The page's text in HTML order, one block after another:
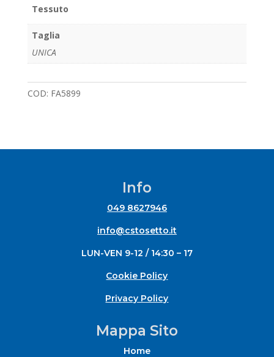
Tessuto
Taglia
UNICA
COD: FA5899
Info
049 8627946
info@cstosetto.it
LUN-VEN 9-12 / 14:30 – 17
Cookie Policy
Privacy Policy
Mappa Sito
Home